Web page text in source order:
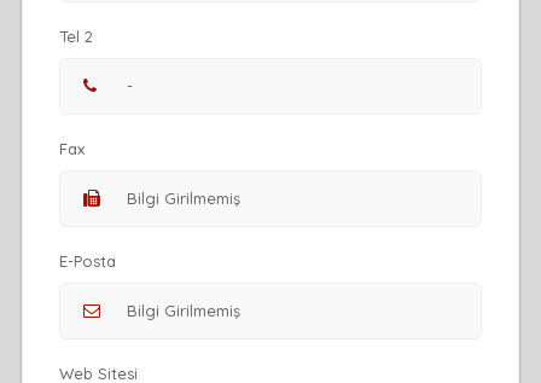
Tel 2
Fax
E-Posta
Web Sitesi